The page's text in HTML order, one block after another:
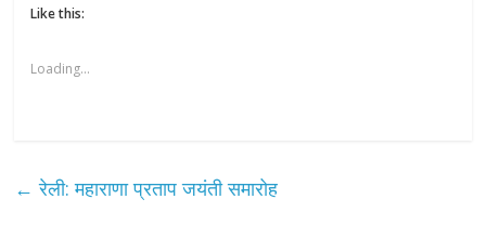
Like this:
Loading...
← रेली: महाराणा प्रताप जयंती समारोह